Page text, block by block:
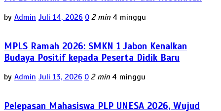
by Admin Juli 14, 2026 0 2 min 4 minggu
MPLS Ramah 2026: SMKN 1 Jabon Kenalkan
Budaya Positif kepada Peserta Didik Baru
by Admin Juli 13, 2026 0 2 min 4 minggu
Pelepasan Mahasiswa PLP UNESA 2026, Wujud